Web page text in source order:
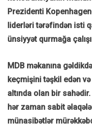
Prezidenti
liderləri tərəfindən isti
ünsiyyət qurmağa
MDB məkanına
keçmişini təşkil edən
altında olan bir
hər zaman sabit
münasibətlər